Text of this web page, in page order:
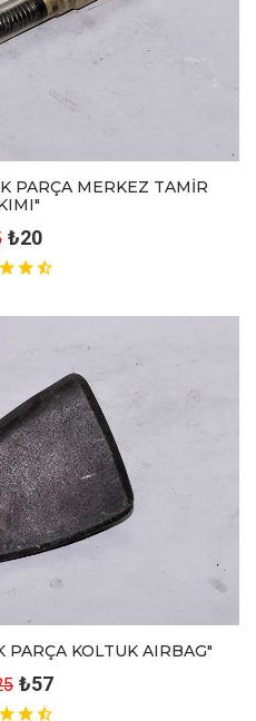
PARÇA MERKEZ TAMİR
₺20
KOLTUK AIRBAG"
₺57